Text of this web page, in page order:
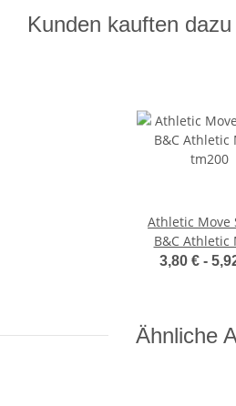
Kunden kauften
Athletic Move
B&C Athletic
tm200
3,80 € -
Ähnliche